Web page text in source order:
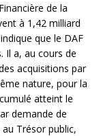
de la
à 1,42 milliard
que le DAF
Il a, au cours de
acquisitions par
nature, pour la
atteint le
demande de
Trésor public,